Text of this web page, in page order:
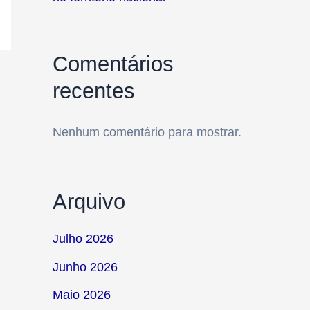
Comentários
recentes
Nenhum comentário para mostrar.
Arquivo
Julho 2026
Junho 2026
Maio 2026